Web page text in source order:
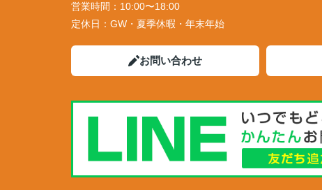
営業時間： 10:00〜18:00
定休日： GW・夏季休暇・年末年始
お問い合わせ